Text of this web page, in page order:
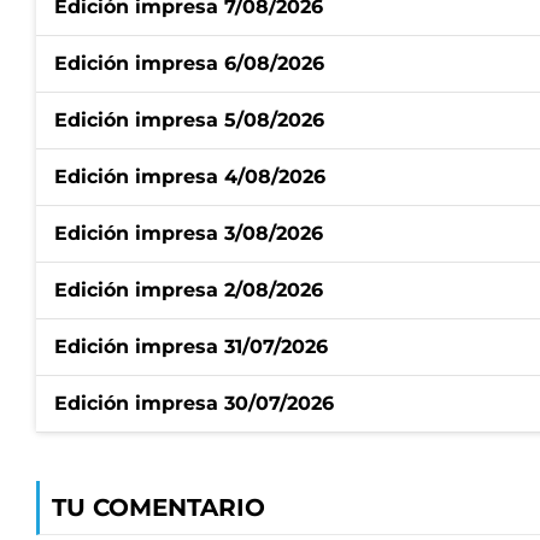
Edición impresa 7/08/2026
Edición impresa 6/08/2026
Edición impresa 5/08/2026
Edición impresa 4/08/2026
Edición impresa 3/08/2026
Edición impresa 2/08/2026
Edición impresa 31/07/2026
Edición impresa 30/07/2026
TU COMENTARIO